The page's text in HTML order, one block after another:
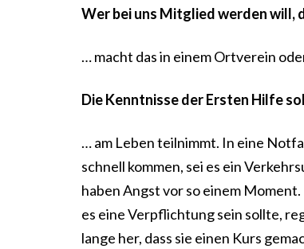
Wer bei uns Mitglied werden will,
… macht das in einem Ortverein
Die Kenntnisse der Ersten Hilfe
… am Leben teilnimmt. In eine
schnell kommen, sei es ein
haben Angst vor so einem
es eine Verpflichtung sein sollte,
lange her, dass sie einen Kurs